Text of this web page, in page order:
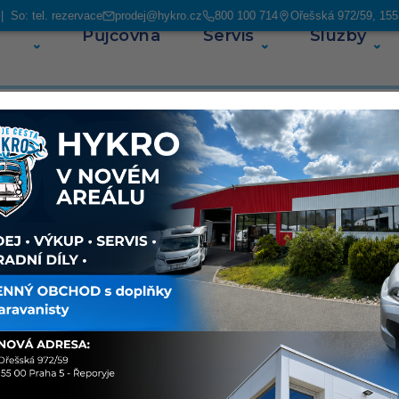
So: tel. rezervace prodej@hykro.cz 800 100 714 Ořešská 972/59,
Půjčovna Servis Služby
Sdílet
O